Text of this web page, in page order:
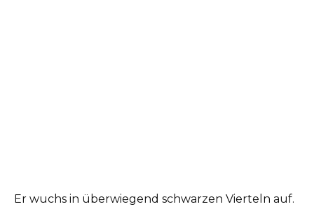
Er wuchs in überwiegend schwarzen Vierteln auf.